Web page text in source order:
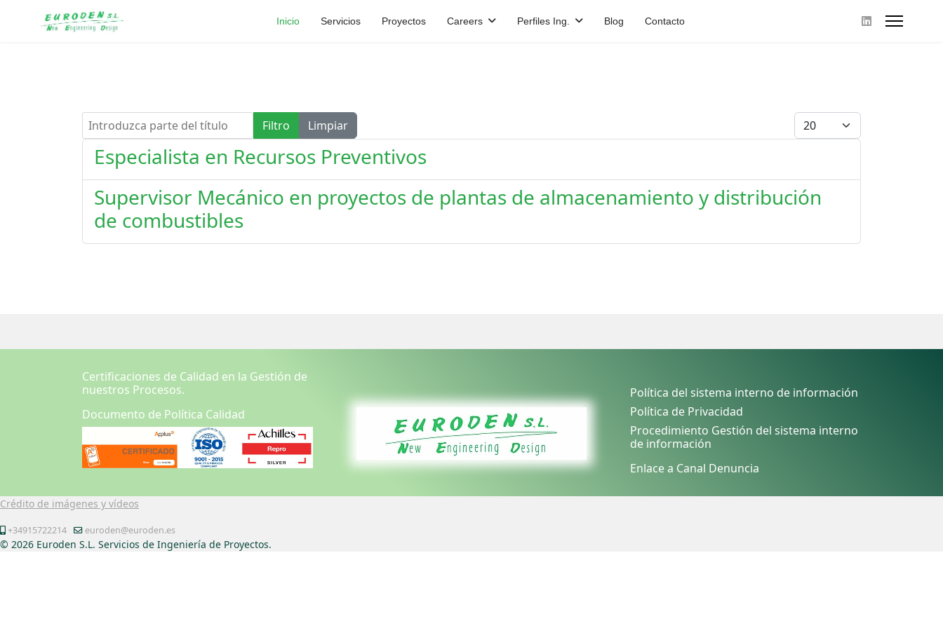
Inicio Servicios Proyectos Careers Perfiles Ing. Blog Contacto
Introduzca parte del título Filtro Limpiar Cantidad
Especialista en Recursos Preventivos
Supervisor Mecánico en proyectos de plantas de almacenamiento y distribución
de combustibles
Certificaciones de Calidad en la Gestión de
nuestros Procesos.
Documento de Política Calidad
Política del sistema interno de información
Política de Privacidad
Procedimiento Gestión del sistema interno
de información
Enlace a Canal Denuncia
Crédito de imágenes y vídeos
+34915722214 euroden@euroden.es
© 2026 Euroden S.L. Servicios de Ingeniería de Proyectos.